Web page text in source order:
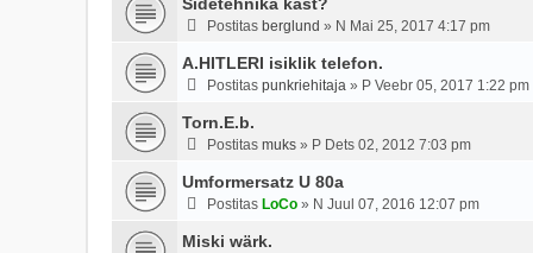
Postitas berglund » N Mai 25, 2017 4:17 pm
A.HITLERI isiklik telefon.
Postitas punkriehitaja » P Veebr 05, 2017 1:22 pm
Torn.E.b.
Postitas muks » P Dets 02, 2012 7:03 pm
Umformersatz U 80a
Postitas LoCo » N Juul 07, 2016 12:07 pm
Miski wärk.